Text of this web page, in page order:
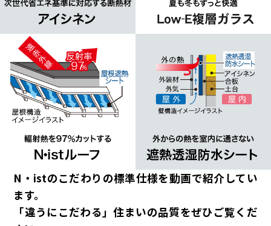
N・ist​のこだわりの標準仕様を動画で紹介してい
ます。
「違うにこだわる」住まいの品質をぜひご覧くだ